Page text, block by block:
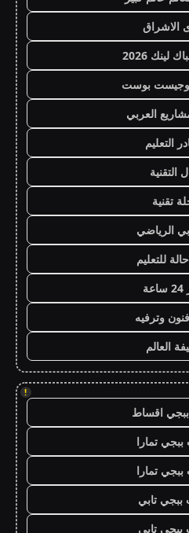
الاشراق
لينك 2026
وجيست بوست
العربي
التعليم
التقنية
تقنية
الرياضي
للتعليم
وترفيه
العالم
!
اقساط
تمارا
تمارا
تابي
تابي